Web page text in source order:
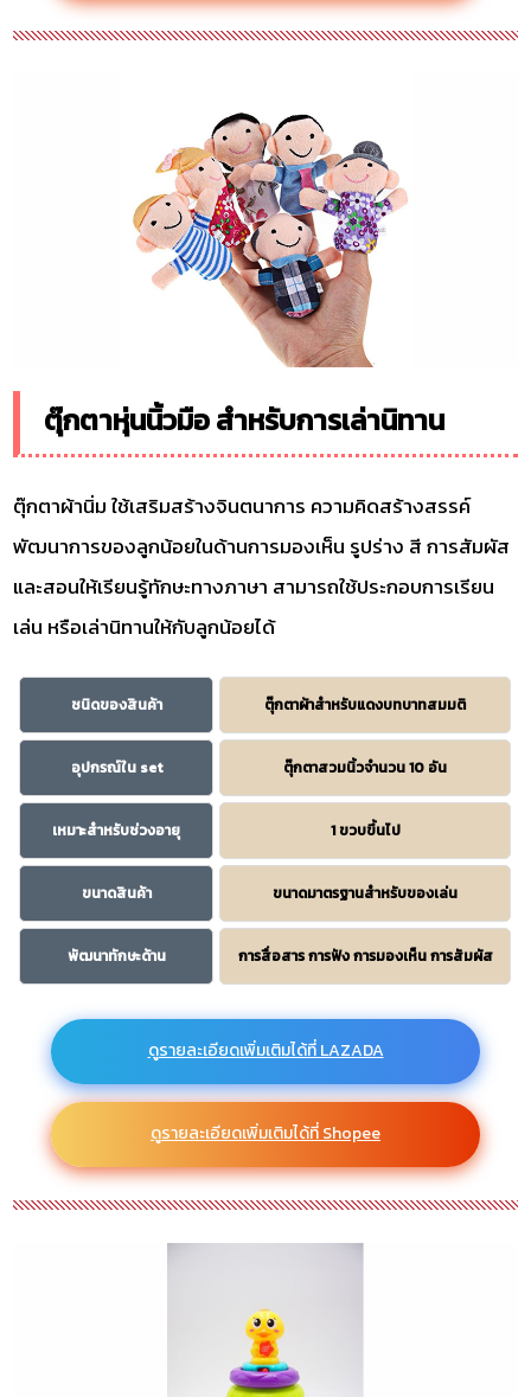
ตุ๊กตาหุ่นนิ้วมือ สำหรับการเล่านิทาน
ตุ๊กตาผ้านิ่ม ใช้เสริมสร้างจินตนาการ ความคิดสร้างสรรค์
พัฒนาการของลูกน้อยในด้านการมองเห็น รูปร่าง สี การสัมผัส
และสอนให้เรียนรู้ทักษะทางภาษา สามารถใช้ประกอบการเรียน
เล่น หรือเล่านิทานให้กับลูกน้อยได้
ชนิดของสินค้า ตุ๊กตาผ้าสำหรับแดงบทบาทสมมติ
อุปกรณ์ใน set ตุ๊กตาสวมนิ้วจำนวน 10 อัน
เหมาะสำหรับช่วงอายุ 1 ขวบขึ้นไป
ขนาดสินค้า ขนาดมาตรฐานสำหรับของเล่น
พัฒนาทักษะด้าน การสื่อสาร การฟัง การมองเห็น การสัมผัส
ดูรายละเอียดเพิ่มเติมได้ที่ LAZADA
ดูรายละเอียดเพิ่มเติมได้ที่ Shopee